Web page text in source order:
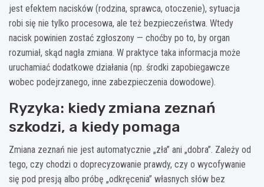
jest efektem nacisków (rodzina, sprawca, otoczenie), sytuacja
robi się nie tylko procesowa, ale też bezpieczeństwa. Wtedy
nacisk powinien zostać zgłoszony — choćby po to, by organ
rozumiał, skąd nagła zmiana. W praktyce taka informacja może
uruchamiać dodatkowe działania (np. środki zapobiegawcze
wobec podejrzanego, inne zabezpieczenia dowodowe).
Ryzyka: kiedy zmiana zeznań
szkodzi, a kiedy pomaga
Zmiana zeznań nie jest automatycznie „zła” ani „dobra”. Zależy od
tego, czy chodzi o doprecyzowanie prawdy, czy o wycofywanie
się pod presją albo próbę „odkręcenia” własnych słów bez